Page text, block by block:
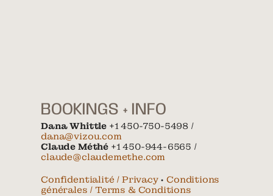
BOOKINGS + INFO
Dana Whittle +1 450-750-5498 /
dana@vizou.com
Claude Méthé +1 450-944-6565 /
claude@claudemethe.com
Confidentialité / Privacy•Conditions
générales / Terms & Conditions